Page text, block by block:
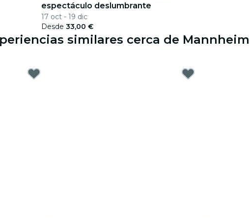
espectáculo deslumbrante
17 oct - 19 dic
Desde 33,00 €
similares cerca de Mannheim